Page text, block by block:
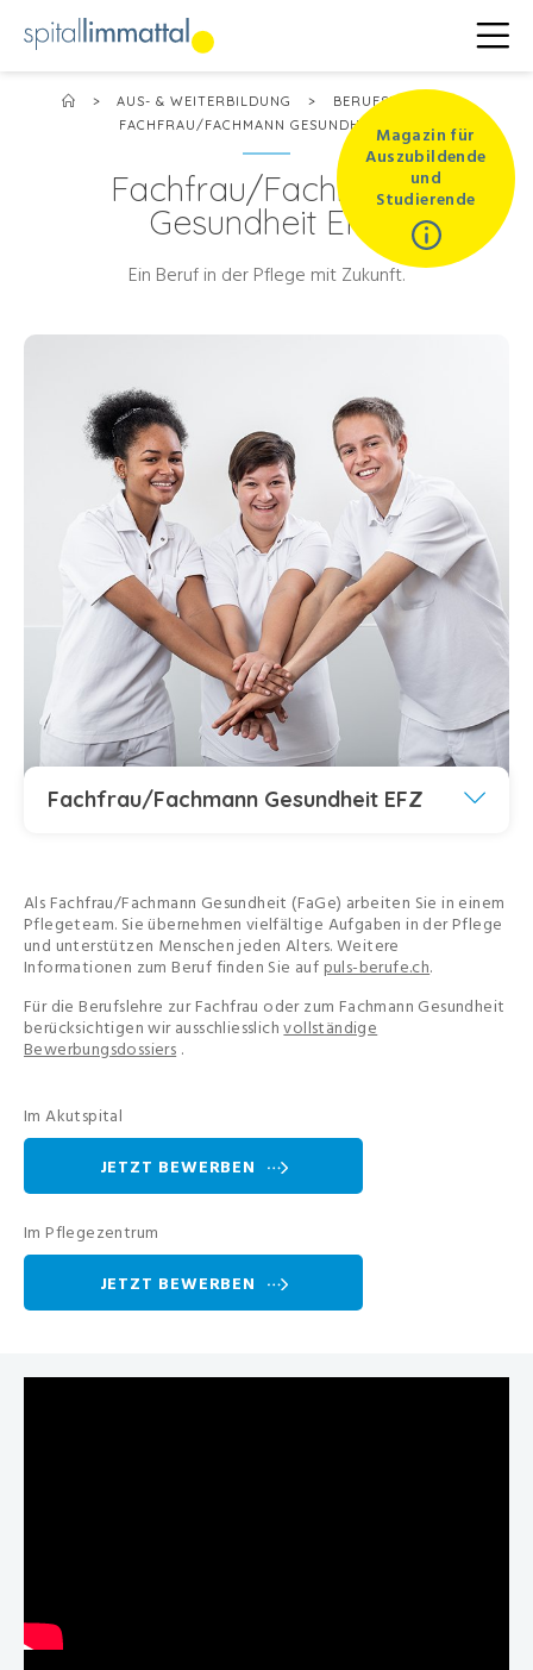
> AUS- & WEITERBILDUNG > BERUFSLEHRE
>
FACHFRAU/FACHMANN GESUNDHEIT EFZMagazin für
Auszubildende
und
Studierende
Fachfrau/Fachmann
Gesundheit EFZ
Ein Beruf in der Pflege mit Zukunft.
Fachfrau/Fachmann Gesundheit EFZ
Als Fachfrau/Fachmann Gesundheit (FaGe) arbeiten Sie in einem
Pflegeteam. Sie übernehmen vielfältige Aufgaben in der Pflege
und unterstützen Menschen jeden Alters. Weitere
Informationen zum Beruf finden Sie auf puls-berufe.ch.
Für die Berufslehre zur Fachfrau oder zum Fachmann Gesundheit
berücksichtigen wir ausschliesslichvollständige
Bewerbungsdossiers .
Im Akutspital
JETZT BEWERBEN
Im Pflegezentrum
JETZT BEWERBEN